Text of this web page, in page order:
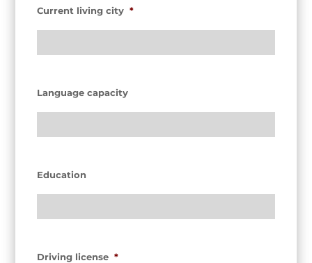
Current living city *
Language capacity
Education
Driving license *